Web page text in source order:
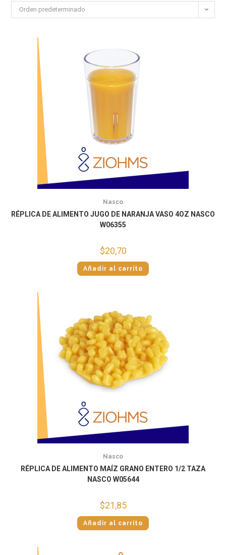
Orden predeterminado
Nasco
RÉPLICA DE ALIMENTO JUGO DE NARANJA VASO 4OZ NASCO
W06355
$20,70
Añadir al carrito
Nasco
RÉPLICA DE ALIMENTO MAÍZ GRANO ENTERO 1/2 TAZA
NASCO W05644
$21,85
Añadir al carrito